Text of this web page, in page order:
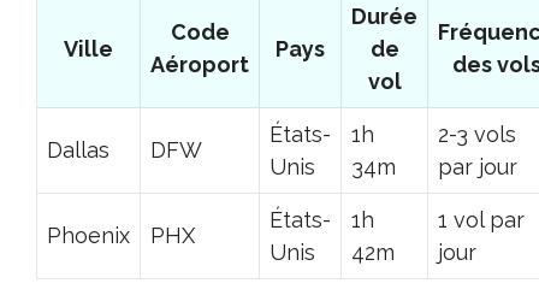
Ville
Code
Aéroport
Pays
Durée
de
vol
des
Dallas DFW
États-
Unis
1h
34m
2-3 vols
par jour
Phoenix PHX
États-
Unis
1h
42m
1 vol par
jour